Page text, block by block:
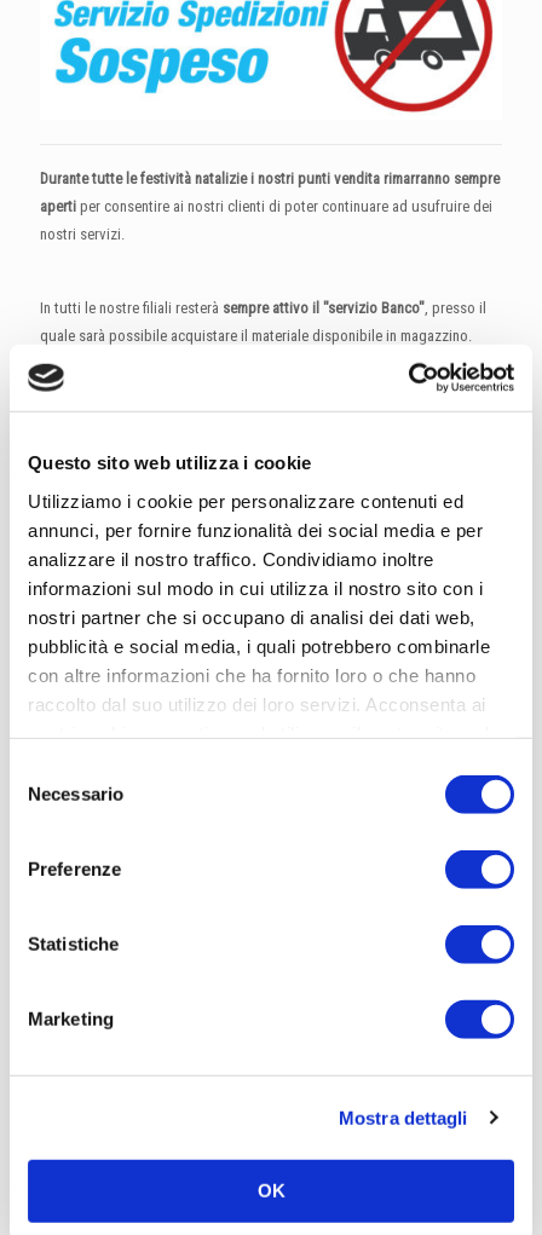
Questo sito web utilizza i cookie
Utilizziamo i cookie per personalizzare contenuti ed
annunci, per fornire funzionalità dei social media e per
analizzare il nostro traffico. Condividiamo inoltre
informazioni sul modo in cui utilizza il nostro sito con i
nostri partner che si occupano di analisi dei dati web,
pubblicità e social media, i quali potrebbero combinarle
con altre informazioni che ha fornito loro o che hanno
raccolto dal suo utilizzo dei loro servizi. Acconsenta ai
delNecessario
Preferenze
Statistiche
Marketing
Mostra dettagli
OK
Durante tutte le festività natalizie i nostri punti vendita rimarranno sempre
aperti per consentire ai nostri clienti di poter continuare ad usufruire dei
nostri servizi.
In tutti le nostre filiali resterà sempre attivo il "servizio Banco" , presso il
quale sarà possibile acquistare il materiale disponibile in magazzino.
Sarà invece
(Per urgenze contattare il
responsabile del vostro punto vendita o il vostro agente di riferimento)
Per maggiori dettagli sul servizio spedizioni e
sulle aperture del Banco scarica il PDF allegato
i nostri consulenti specializzati resteranno sempre a vostra
disposizione
Quest'annorimarremo chiusi solamente il 2 e il 3 Gennaioper poter
Buone feste a tutti!